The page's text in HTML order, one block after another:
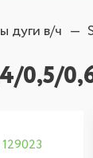
дуги в/ч
0,5/